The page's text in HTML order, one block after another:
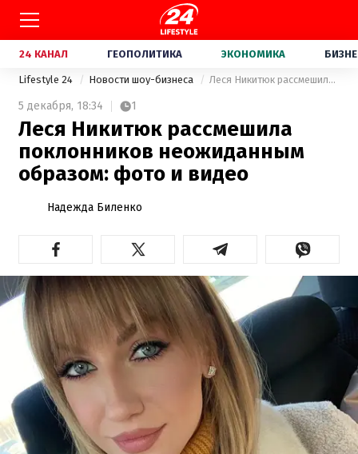
24 КАНАЛ ГЕОПОЛИТИКА ЭКОНОМИКА
Lifestyle 24 Новости шоу-бизнеса Леся Никитюк рассмешила поклонников неожиданным образом: фото и видео
5 декабря, 18:34 1
Леся Никитюк рассмешила
поклонников неожиданным
образом: фото и видео
Надежда Биленко